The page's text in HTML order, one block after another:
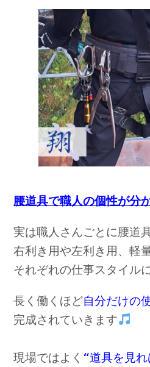
腰道具で職人の個性が分
実は職人さんごとに腰道
右利き用や左利き用、軽
それぞれの仕事スタイル
長く働くほど自分だけの
完成されていきます
現場ではよく “道具を見